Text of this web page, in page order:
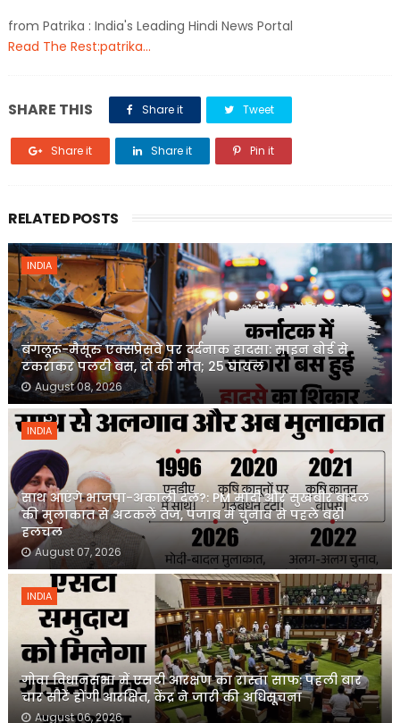
from Patrika : India's Leading Hindi News Portal
Read The Rest:patrika...
SHARE THIS Share it Tweet
Share it Share it Pin it
RELATED POSTS
INDIA
बंगलूरू-मैसूरु एक्सप्रेसवे पर दर्दनाक हादसा: साइन बोर्ड से
टकराकर पलटी बस, दो की मौत; 25 घायल
August 08, 2026
INDIA
साथ आएंगे भाजपा-अकाली दल?: PM मोदी और सुखबीर बादल
की मुलाकात से अटकलें तेज, पंजाब में चुनाव से पहले बढ़ी
हलचल
August 07, 2026
INDIA
गोवा विधानसभा में एसटी आरक्षण का रास्ता साफ: पहली बार
चार सीटें होंगी आरक्षित, केंद्र ने जारी की अधिसूचना
August 06, 2026